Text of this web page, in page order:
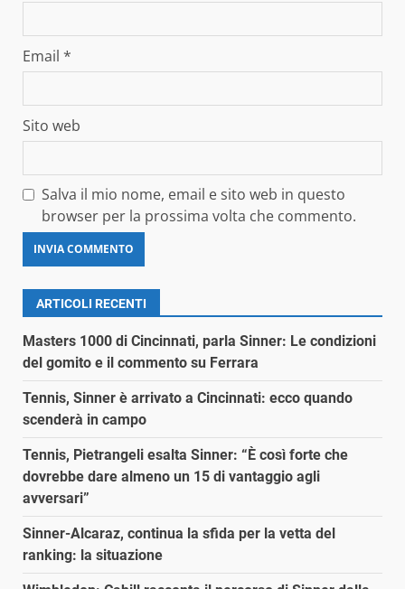
Email *
Sito web
Salva il mio nome, email e sito web in questo
browser per la prossima volta che commento.
ARTICOLI RECENTI
Masters 1000 di Cincinnati, parla Sinner: Le condizioni
del gomito e il commento su Ferrara
Tennis, Sinner è arrivato a Cincinnati: ecco quando
scenderà in campo
Tennis, Pietrangeli esalta Sinner: “È così forte che
dovrebbe dare almeno un 15 di vantaggio agli
avversari”
Sinner-Alcaraz, continua la sfida per la vetta del
ranking: la situazione